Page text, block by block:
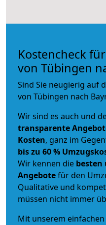
Kostencheck
von Tübingen
Sind Sie neugierig auf
von Tübingen nach
Wir sind es auch und
transparente
Kosten, ganz im
bis zu 60 %
Wir kennen die besten
Angebotefür den
Qualitative und
müssen nicht immer
Mit unserem einfachen